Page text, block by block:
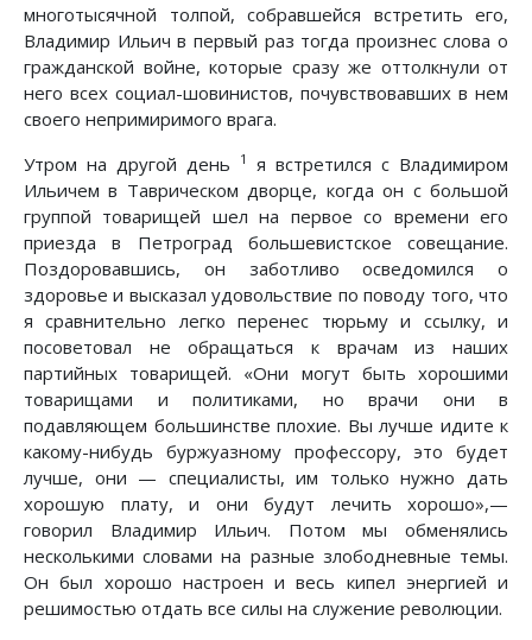
многотысячной толпой, собравшейся встретить его,
Владимир Ильич в первый раз тогда произнес слова о
гражданской войне, которые сразу же оттолкнули от
него всех социал-шовинистов, почувствовавших в нем
своего непримиримого врага.
Утром на другой день
1
я встретился с Владимиром
Ильичем в Таврическом дворце, когда он с большой
группой товарищей шел на первое со времени его
приезда в Петроград большевистское совещание.
Поздоровавшись, он заботливо осведомился о
здоровье и высказал удовольствие по поводу того, что
я сравнительно легко перенес тюрьму и ссылку, и
посоветовал не обращаться к врачам из наших
партийных товарищей. «Они могут быть хорошими
товарищами и политиками, но врачи они в
подавляющем большинстве плохие. Вы лучше идите к
какому-нибудь буржуазному профессору, это будет
лучше, они — специалисты, им только нужно дать
хорошую плату, и они будут лечить хорошо»,—
говорил Владимир Ильич. Потом мы обменялись
несколькими словами на разные злободневные темы.
Он был хорошо настроен и весь кипел энергией и
решимостью отдать все силы на служение революции.